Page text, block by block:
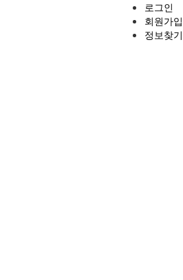
로그인
회원가입
정보찾기